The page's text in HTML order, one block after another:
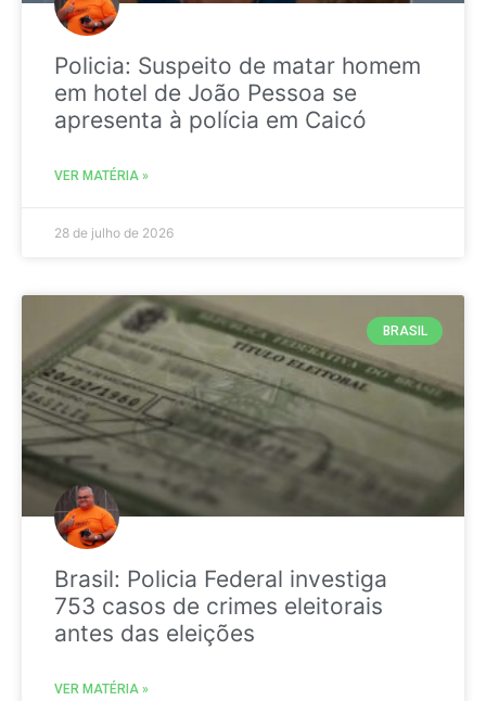
Policia: Suspeito de matar homem
em hotel de João Pessoa se
apresenta à polícia em Caicó
VER MATÉRIA »
28 de julho de 2026
BRASIL
Brasil: Policia Federal investiga
753 casos de crimes eleitorais
antes das eleições
VER MATÉRIA »